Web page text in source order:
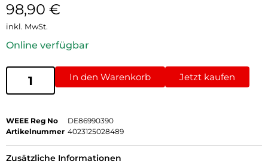
98,90 €
inkl. MwSt.
Online verfügbar
In den Warenkorb Jetzt kaufen
WEEE Reg No
DE86990390
Artikelnummer 4023125028489
Zusätzliche Informationen